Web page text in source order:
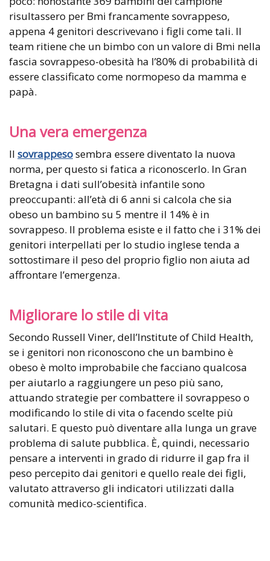
risultassero per Bmi francamente sovrappeso,
appena 4 genitori descrivevano i figli come tali. Il
team ritiene che un bimbo con un valore di Bmi nella
fascia sovrappeso-obesità ha l’80% di probabilità di
essere classificato come normopeso da mamma e
papà.
Una vera emergenza
Il sovrappesosembra essere diventato la nuova
norma, per questo si fatica a riconoscerlo. In Gran
Bretagna i dati sull’obesità infantile sono
preoccupanti: all’età di 6 anni si calcola che sia
obeso un bambino su 5 mentre il 14% è in
sovrappeso. Il problema esiste e il fatto che i 31% dei
genitori interpellati per lo studio inglese tenda a
sottostimare il peso del proprio figlio non aiuta ad
affrontare l’emergenza.
Migliorare lo stile di vita
Secondo Russell Viner, dell’Institute of Child Health,
se i genitori non riconoscono che un bambino è
obeso è molto improbabile che facciano qualcosa
per aiutarlo a raggiungere un peso più sano,
attuando strategie per combattere il sovrappeso o
modificando lo stile di vita o facendo scelte più
salutari. E questo può diventare alla lunga un grave
problema di salute pubblica. È, quindi, necessario
pensare a interventi in grado di ridurre il gap fra il
peso percepito dai genitori e quello reale dei figli,
valutato attraverso gli indicatori utilizzati dalla
comunità medico-scientifica.